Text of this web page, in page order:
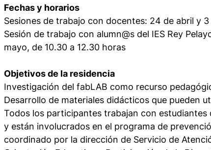
Fechas y horarios
Sesiones de trabajo con docentes: 24 de abril y
Sesión de trabajo con alumn@s del IES Rey
mayo, de 10.30 a 12.30 horas
Objetivos de la residencia
Investigación del fabLAB como recurso
Desarrollo de materiales didácticos que pueden
Todos los participantes trabajan con
y están involucrados en el programa de
coordinado por la dirección de Servicio de